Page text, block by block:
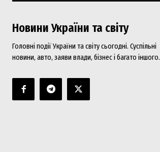
Новини України та світу
Головні події України та світу сьогодні. Суспільні
новини, авто, заяви влади, бізнес і багато іншого.